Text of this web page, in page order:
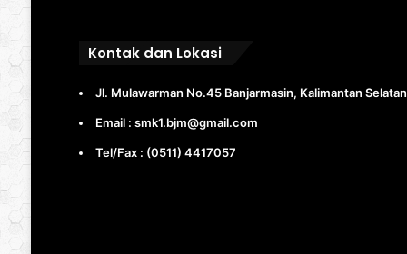
Kontak dan Lokasi
Jl. Mulawarman No.45 Banjarmasin, Kalimantan Selatan
Email : smk1.bjm@gmail.com
Tel/Fax : (0511) 4417057